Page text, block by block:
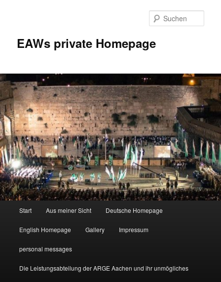
EAWs private Homepage
Start Aus meiner Sicht Deutsche Homepage
English Homepage Gallery Impressum
personal messages
Die Leistungsabteilung der ARGE Aachen und ihr unmögliches